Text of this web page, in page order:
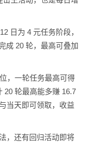
日为 4 元任务阶段，
成 20 轮，最高可叠加
，一轮任务最高可得
20 轮最高能多赚 16.7
当天即可领取，收益
，还有回归活动即将